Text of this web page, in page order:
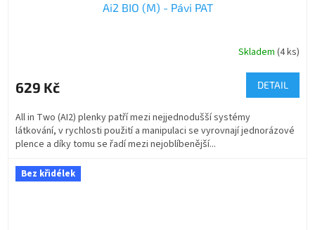
Ai2 BIO (M) - Pávi PAT
Skladem (4 ks)
629 Kč DETAIL
All in Two (AI2) plenky patří mezi nejjednodušší systémy
látkování, v rychlosti použití a manipulaci se vyrovnají jednorázové
plence a díky tomu se řadí mezi nejoblíbenější...
Bez křidélek